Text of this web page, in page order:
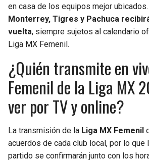
en casa de los equipos mejor
Monterrey, Tigres y Pachuca
vuelta, siempre sujetos al calendario
Liga MX Femenil.
¿Quién transmite en
Femenil de la Liga MX
ver por TV y online?
La transmisión de la Liga MX Femenil
acuerdos de cada club local, por lo que
partido se confirmarán junto con los